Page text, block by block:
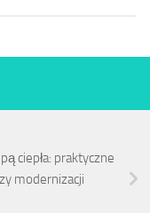
ciepła: praktyczne
modernizacji